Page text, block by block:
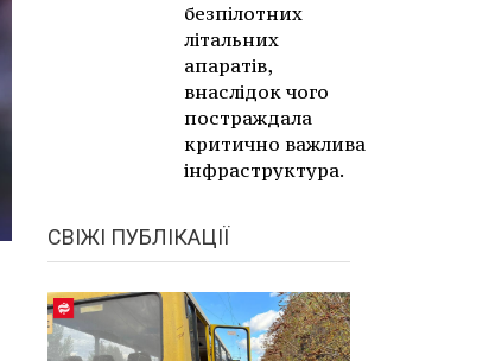
безпілотних
літальних
апаратів,
внаслідок чого
постраждала
критично важлива
інфраструктура.
СВІЖІ ПУБЛІКАЦІЇ